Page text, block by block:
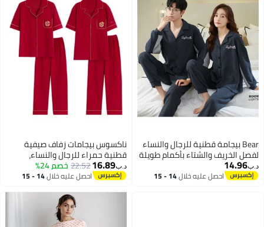
Bear بيجامة قطنية للرجال والنساء
لفصل الخريف والشتاء بأكمام طويلة
وأطواق قابلة للطي، بدلة نوم سادة
د.ب‏14.96
احصل عليه خلال 14 - 15
ناكسوس بيجامات زفاف صيفية
قطنية حمراء للرجال والنساء،
بنطلون بياقة وأكمام قصيرة، ملابس
منزلية للمتزوجين حديثًا(E-6222)
د.ب‏16.89
22.52خصم 24%
احصل عليه خلال 14 - 15